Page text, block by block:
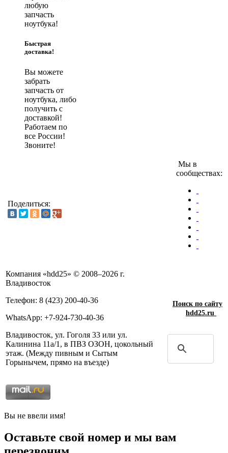
любую
запчасть
ноутбука!
Быстрая
доставка!
Вы можете
забрать
запчасть от
ноутбука, либо
получить с
доставкой!
Работаем по
все России!
Звоните!
Поделиться:
Мы в
сообществах:
Компания «hdd25» © 2008–2026 г.
Владивосток
Телефон: 8 (423) 200-40-36
WhatsApp: +7-924-730-40-36
Владивосток, ул. Гоголя 33 или ул.
Калинина 11а/1, в ПВЗ ОЗОН, цокольный
этаж. (Между пивным и Сытым
Горынычем, прямо на въезде)
Поиск по сайту
hdd25.ru
Вы не ввели имя!
Оставьте свой номер и мы вам